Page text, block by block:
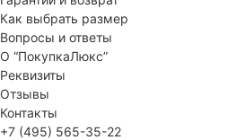
Как выбрать размер
Вопросы и ответы
О “ПокупкаЛюкс”
Реквизиты
Отзывы
Контакты
+7 (495) 565-35-22